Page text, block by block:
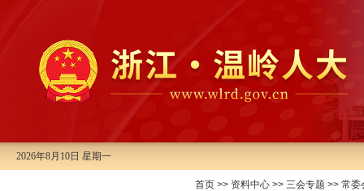
2026年8月10日 星期一
首页 >> 资料中心 >> 三会专题 >> 常委